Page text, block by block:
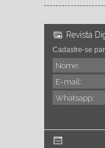
Revista
Cadastre-se